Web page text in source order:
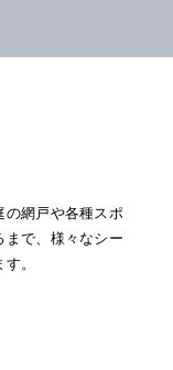
の網戸や各種スポ
まで、様々なシー
。